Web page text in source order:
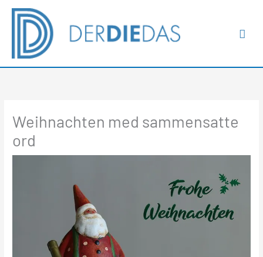
Weihnachten med sammensatte
ord